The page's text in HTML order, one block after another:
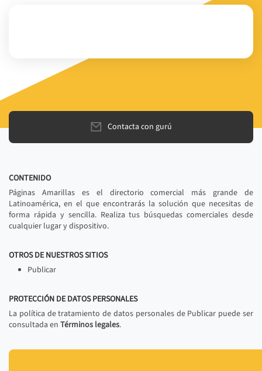
Contacta con gurú
CONTENIDO
Páginas Amarillas es el directorio comercial más grande de
Latinoamérica, en el que encontrarás la solución que necesitas de
forma rápida y sencilla. Realiza tus búsquedas comerciales desde
cualquier lugar y dispositivo.
OTROS DE NUESTROS SITIOS
Publicar
PROTECCIÓN DE DATOS PERSONALES
La política de tratamiento de datos personales de Publicar puede ser
consultada en Términos legales.